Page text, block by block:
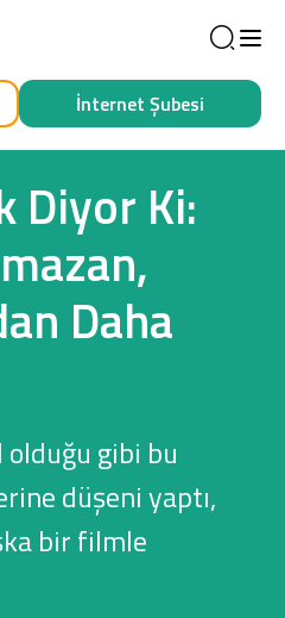
İşim İçin
İnternet Şubesi
Diyor Ki:
Daha
olduğu gibi bu
düşeni yaptı,
bir filmle